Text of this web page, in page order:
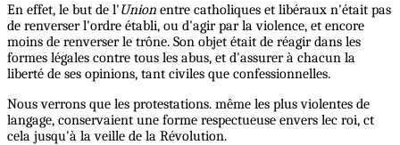
En effet, le but de l'Union entre catholiques et libéraux n'était pas
de renverser l'ordre établi, ou d'agir par la violence, et encore
moins de renverser le trône. Son objet était de réagir dans les
formes légales contre tous les abus, et d'assurer à chacun la
liberté de ses opinions, tant civiles que confessionnelles.
Nous verrons que les protestations. même les plus violentes de
langage, conservaient une forme respectueuse envers lec roi, ct
cela jusqu'à la veille de la Révolution.